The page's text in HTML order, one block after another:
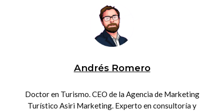
Andrés Romero
Doctor en Turismo. CEO de la Agencia de Marketing
Turístico Asiri Marketing. Experto en consultoría y